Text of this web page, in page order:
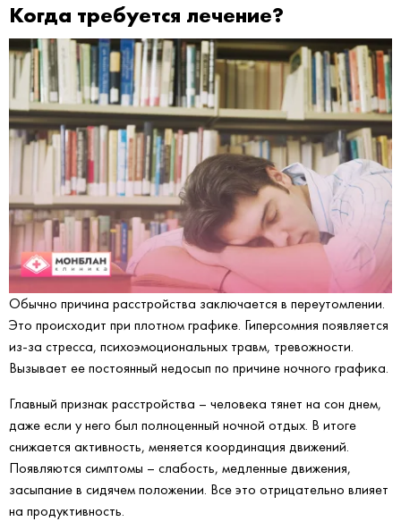
Когда требуется лечение?
Обычно причина расстройства заключается в переутомлении.
Это происходит при плотном графике. Гиперсомния появляется
из-за стресса, психоэмоциональных травм, тревожности.
Вызывает ее постоянный недосып по причине ночного графика.
Главный признак расстройства – человека тянет на сон днем,
даже если у него был полноценный ночной отдых. В итоге
снижается активность, меняется координация движений.
Появляются симптомы – слабость, медленные движения,
засыпание в сидячем положении. Все это отрицательно влияет
на продуктивность.